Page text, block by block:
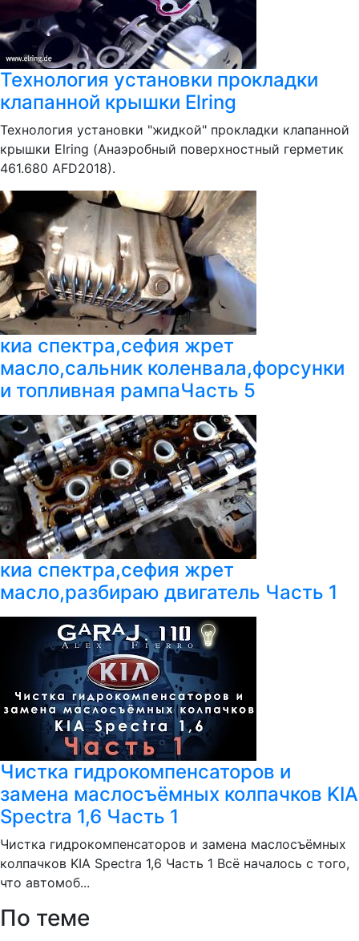
Технология установки прокладки
клапанной крышки Elring
Технология установки "жидкой" прокладки клапанной
крышки Elring (Анаэробный поверхностный герметик
461.680 AFD2018).
киа спектра,сефия жрет
масло,сальник коленвала,форсунки
и топливная рампаЧасть 5
киа спектра,сефия жрет
масло,разбираю двигатель Часть 1
Чистка гидрокомпенсаторов и
замена маслосъёмных колпачков KIA
Spectra 1,6 Часть 1
Чистка гидрокомпенсаторов и замена маслосъёмных
колпачков KIA Spectra 1,6 Часть 1 Всё началось с того,
что автомоб...
По теме